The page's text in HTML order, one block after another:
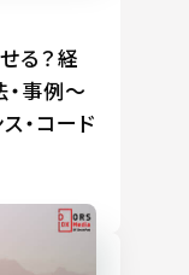
る？経
事例～
・コード